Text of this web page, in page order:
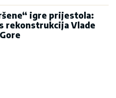
igre prijestola:
rekonstrukcija Vlade